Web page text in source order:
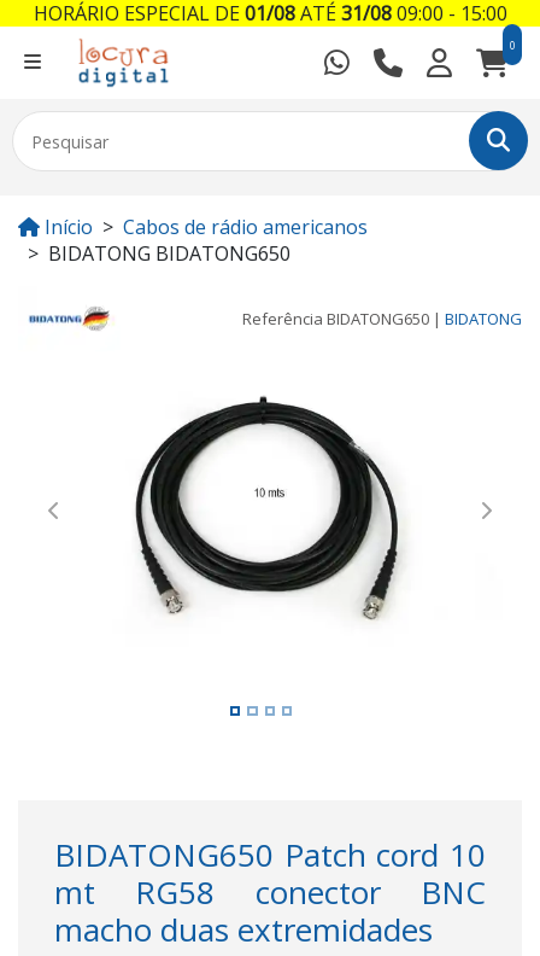
0
Início
Cabos de rádio americanos
BIDATONG BIDATONG650
Referência BIDATONG650 | BIDATONG
Previous Next
BIDATONG650 Patch cord 10
mt RG58 conector BNC
macho duas extremidades
HORÁRIO ESPECIAL DE01/08ATÉ31/0809:00 - 15:00